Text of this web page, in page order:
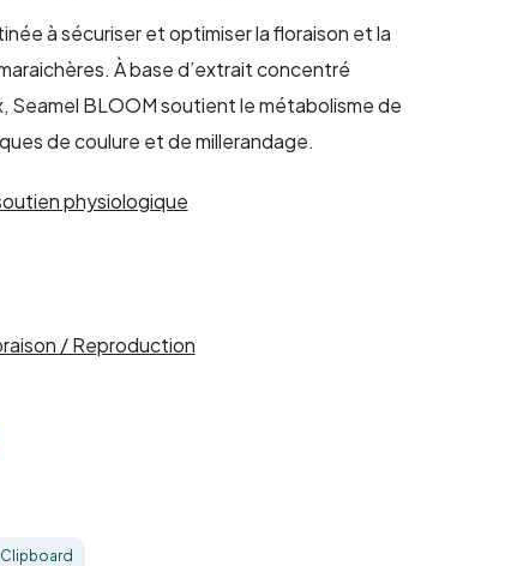
à sécuriser et optimiser la floraison et la
À base d’extrait concentré
Seamel BLOOM soutient le métabolisme de
de coulure et de millerandage.
physiologique
/ Reproduction